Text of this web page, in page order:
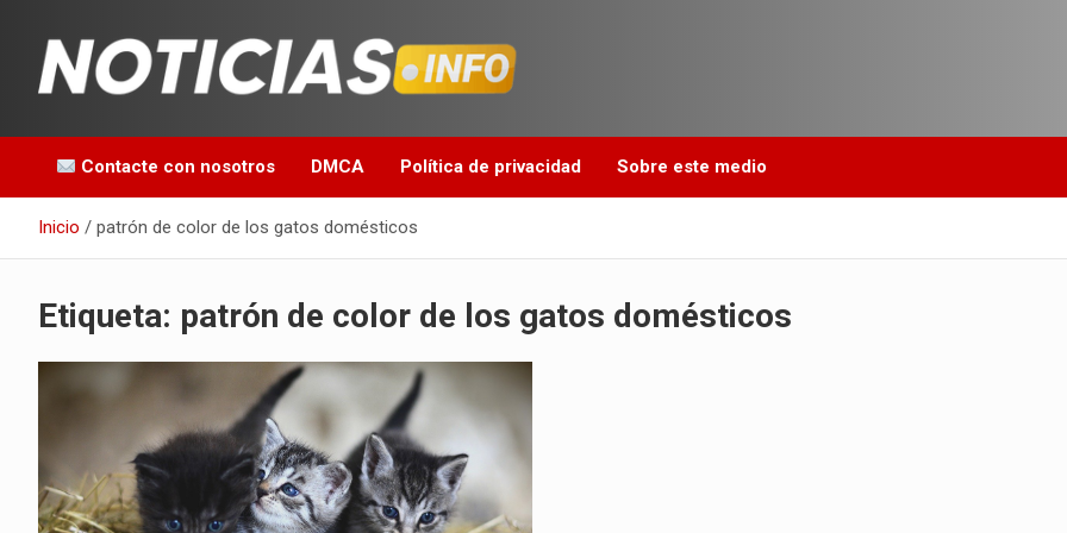
contenido
Noticias en español
Contacte con nosotros DMCA Política de privacidad Sobre este medio
Inicio patrón de color de los gatos domésticos
Etiqueta: patrón de color de los gatos domésticos